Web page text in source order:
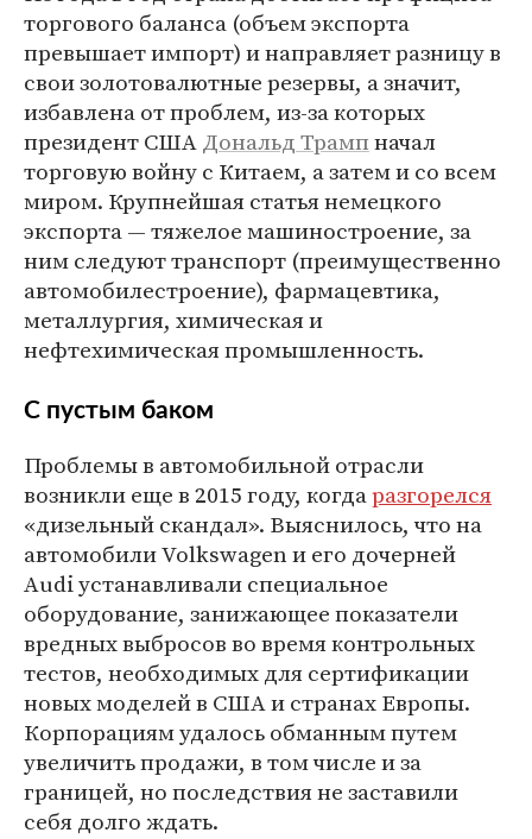
торгового баланса (объем экспорта
превышает импорт) и направляет разницу в
свои золотовалютные резервы, а значит,
избавлена от проблем, из-за которых
президент СШАДональд Трампначал
торговую войну с Китаем, а затем и со всем
миром. Крупнейшая статья немецкого
экспорта — тяжелое машиностроение, за
ним следуют транспорт (преимущественно
автомобилестроение), фармацевтика,
металлургия, химическая и
нефтехимическая промышленность.
С пустым баком
Проблемы в автомобильной отрасли
возникли еще в 2015 году, когдаразгорелся
«дизельный скандал». Выяснилось, что на
автомобили Volkswagen и его дочерней
Audi устанавливали специальное
оборудование, занижающее показатели
вредных выбросов во время контрольных
тестов, необходимых для сертификации
новых моделей в США и странах Европы.
Корпорациям удалось обманным путем
увеличить продажи, в том числе и за
границей, но последствия не заставили
себя долго ждать.